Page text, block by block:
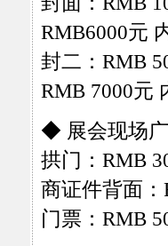
RMB6000元
封二：
RMB 7000元
◆ 展会现场
拱门：RMB
商证件背面
门票：RMB